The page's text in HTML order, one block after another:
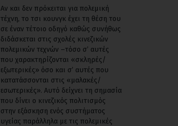
Αν και δεν πρόκειται για πολεμική
τέχνη, το τσι κουνγκ έχει τη θέση του
σε έναν τέτοιο οδηγό καθώς συνήθως
διδάσκεται στις σχολές κινεζικών
πολεμικών τεχνών –τόσο σ’ αυτές
που χαρακτηρίζονται «σκληρές/
εξωτερικές» όσο και σ’ αυτές που
κατατάσσονται στις «μαλακές/
εσωτερικές». Αυτό δείχνει τη σημασία
που δίνει ο κινεζικός πολιτισμός
στην εξάσκηση ενός συστήματος
υγείας παράλληλα με τις πολεμικές